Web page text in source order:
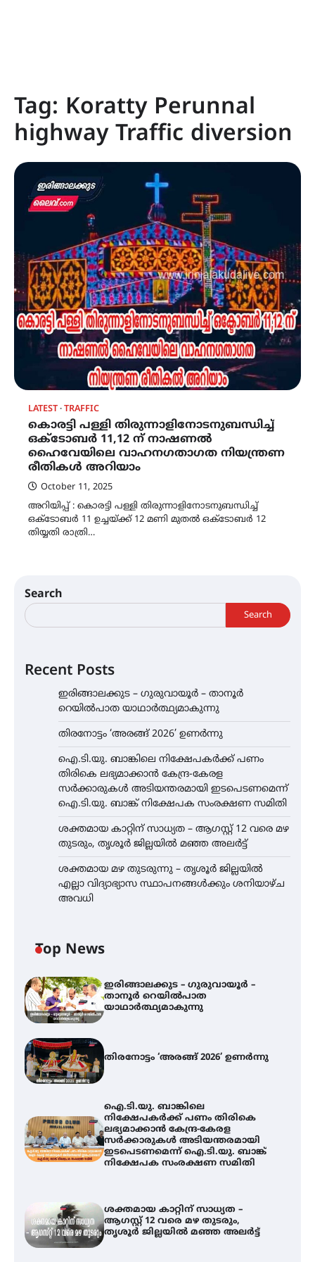
Tag: Koratty Perunnal
highway Traffic diversion
LATEST TRAFFIC
കൊരട്ടി പള്ളി തിരുന്നാളിനോടനുബന്ധിച്ച്
ഒക്ടോബർ 11,12 ന് നാഷണൽ
ഹൈവേയിലെ വാഹനഗതാഗത നിയന്ത്രണ
രീതികൾ അറിയാം
October 11, 2025
അറിയിപ്പ് : കൊരട്ടി പള്ളി തിരുന്നാളിനോടനുബന്ധിച്ച്
ഒക്ടോബർ 11 ഉച്ചയ്ക്ക് 12 മണി മുതൽ ഒക്ടോബർ 12
തിയ്യതി രാത്രി…
Search
Search
Recent Posts
ഇരിങ്ങാലക്കുട – ഗുരുവായൂർ – താനൂർ
റെയിൽപാത യാഥാർത്ഥ്യമാകുന്നു
തിരനോട്ടം ‘അരങ്ങ് 2026’ ഉണർന്നു
ഐ.ടി.യു. ബാങ്കിലെ നിക്ഷേപകർക്ക് പണം
തിരികെ ലഭ്യമാക്കാൻ കേന്ദ്ര-കേരള
സർക്കാരുകൾ അടിയന്തരമായി ഇടപെടണമെന്ന്
ഐ.ടി.യു. ബാങ്ക് നിക്ഷേപക സംരക്ഷണ സമിതി
ശക്തമായ കാറ്റിന് സാധ്യത – ആഗസ്റ്റ് 12 വരെ മഴ
തുടരും, തൃശൂർ ജില്ലയിൽ മഞ്ഞ അലർട്ട്
ശക്തമായ മഴ തുടരുന്നു – തൃശൂർ ജില്ലയിൽ
എല്ലാ വിദ്യാഭ്യാസ സ്ഥാപനങ്ങൾക്കും ശനിയാഴ്ച
അവധി
Top News
ഇരിങ്ങാലക്കുട – ഗുരുവായൂർ –
താനൂർ റെയിൽപാത
യാഥാർത്ഥ്യമാകുന്നു
തിരനോട്ടം ‘അരങ്ങ് 2026’ ഉണർന്നു
ഐ.ടി.യു. ബാങ്കിലെ
നിക്ഷേപകർക്ക് പണം തിരികെ
ലഭ്യമാക്കാൻ കേന്ദ്ര-കേരള
സർക്കാരുകൾ അടിയന്തരമായി
ഇടപെടണമെന്ന് ഐ.ടി.യു. ബാങ്ക്
നിക്ഷേപക സംരക്ഷണ സമിതി
ശക്തമായ കാറ്റിന് സാധ്യത –
ആഗസ്റ്റ് 12 വരെ മഴ തുടരും,
തൃശൂർ ജില്ലയിൽ മഞ്ഞ അലർട്ട്